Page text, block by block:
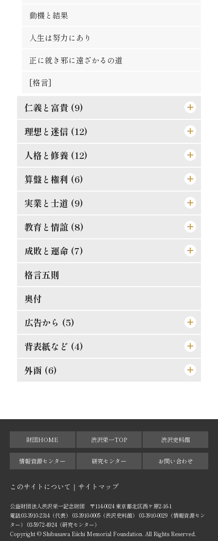
蟹穴主義が肝要
得意時代と失意時代
[格言]
勇猛心の養成法
一生涯に歩むべき道
[格言]
動機と結果
人生は努力にあり
正に就き邪に遠ざかるの道
[格言]
仁義と富貴 (9)
真正の利殖法
効力の有無は其人に在り
孔夫子の貨殖富貴観
防貧の第一要義
罪は金銭にあらず
理想と迷信 (12)
道理ある希望を持て
この熱誠を要す
道徳は進化すべきか
斯の如き矛盾を根絶すべし
人生観の両面
廓清の急務なる所以
人格と修養 (12)
楽翁公の幼時
人格の標準は如何
誤解され易き元気
二宮尊徳と西郷隆盛
修養は理論ではない
算盤と権利 (6)
仁に当つては師に譲らず
金門公園の掛札
唯王道あるのみ
競争の善意と悪意
合理的の経営
実業と士道 (9)
武士道は即ち実業道なり
文明人の貪戻
相愛忠恕の道を以て交はるべし
天然の抵抗を征服せよ
摸倣時代に別れよ
教育と情誼 (8)
孝は強ふべきものに非ず
現代教育の得失
偉人と其の母
其罪果して孰れに在りや
理論より実際
成敗と運命 (7)
それ唯忠恕のみ
失敗らしき成功
人事を尽して天命を待て
湖畔の感慨
順逆の二境は何れより来るか
格言五則
奥付
広告から (5)
東亜堂出版図書特約売捌店
[広告]
[裏表紙]
背表紙など (4)
[背]
[小口]
外函 (6)
[外函（ウラ）]
[外函（天）]
[外函（地）]
[外函（小口）]
財団HOME 渋沢栄一TOP 渋沢史料館
情報資源センター 研究センター お問い合わせ
このサイトについて サイトマップ
公益財団法人渋沢栄一記念財団 〒114-0024 東京都北区西ケ原2-16-1
電話:03-3910-2314（代表） 03-3910-0005（渋沢史料館） 03-3910-0029（情報資源セン
ター） 03-5972-4924（研究センター）
Copyright © Shibusawa Eiichi Memorial Foundation. All Rights Reserved.